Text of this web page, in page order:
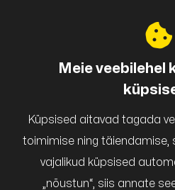
Meie
Küpsised aitavad tagada
toimimise ning
vajalikud küpsised
„nõustun“, siis annate